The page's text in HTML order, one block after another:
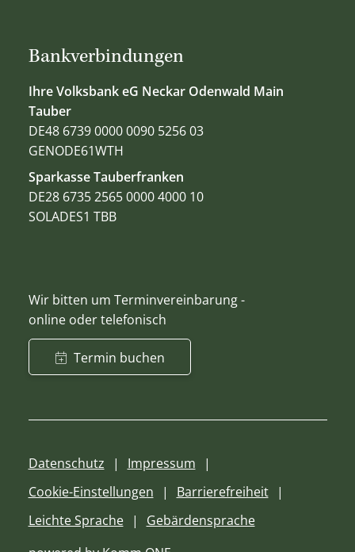
Bankverbindungen
Ihre Volksbank eG Neckar Odenwald Main
Tauber
DE48 6739 0000 0090 5256 03
GENODE61WTH
Sparkasse Tauberfranken
DE28 6735 2565 0000 4000 10
SOLADES1 TBB
Wir bitten um Terminvereinbarung -
online oder telefonisch
Termin buchen
Datenschutz
Impressum
Cookie-Einstellungen
Barrierefreiheit
Leichte Sprache
Gebärdensprache